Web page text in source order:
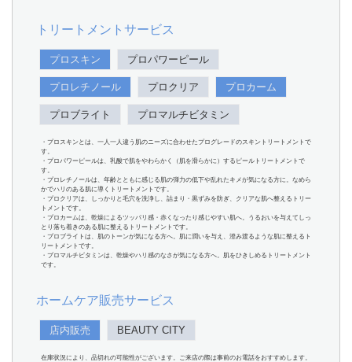
トリートメントサービス
プロスキン プロパワーピール
プロレチノール プロクリア プロカーム
プロブライト プロマルチビタミン
・プロスキンとは、一人一人違う肌のニーズに合わせたプログレードのスキントリートメントで
す。
・プロパワーピールは、乳酸で肌をやわらかく（肌を滑らかに）するピールトリートメントで
す。
・プロレチノールは、年齢とともに感じる肌の弾力の低下や乱れたキメが気になる方に。なめら
かでハリのある肌に導くトリートメントです。
・プロクリアは、しっかりと毛穴を洗浄し、詰まり・黒ずみを防ぎ、クリアな肌へ整えるトリー
トメントです。
・プロカームは、乾燥によるツッパリ感・赤くなったり感じやすい肌へ。うるおいを与えてしっ
とり落ち着きのある肌に整えるトリートメントです。
・プロブライトは、肌のトーンが気になる方へ。肌に潤いを与え、澄み渡るような肌に整えるト
リートメントです。
・プロマルチビタミンは、乾燥やハリ感のなさが気になる方へ。肌をひきしめるトリートメント
です。
ホームケア販売サービス
店内販売 BEAUTY CITY
在庫状況により、品切れの可能性がございます。ご来店の際は事前のお電話をおすすめします。